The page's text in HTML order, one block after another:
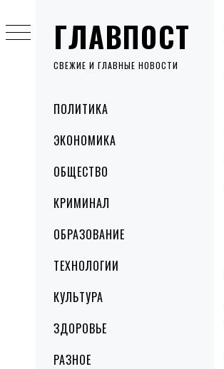
ГЛАВПОСТ
СВЕЖИЕ И ГЛАВНЫЕ НОВОСТИ
MenuПОЛИТИКА
ЭКОНОМИКА
ОБЩЕСТВО
КРИМИНАЛ
ОБРАЗОВАНИЕ
ТЕХНОЛОГИИ
КУЛЬТУРА
ЗДОРОВЬЕ
РАЗНОЕ
to
content